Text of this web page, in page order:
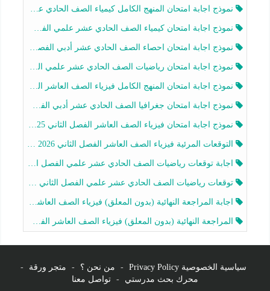
نموذج اجابة امتحان المنهج الكامل كيمياء الصف الحادي عشر علمي الفصل الثاني 2025-2026
نموذج اجابة امتحان كيمياء الصف الحادي عشر علمي الفصل الثاني 2025-2026
نموذج اجابة امتحان احصاء الصف الحادي عشر أدبي الفصل الثاني 2025-2026
نموذج اجابة امتحان رياضيات الصف الحادي عشر علمي الفصل الثاني 2025-2026
نموذج اجابة امتحان المنهج الكامل فيزياء الصف العاشر الفصل الثاني 2025-2026
نموذج اجابة امتحان جغرافيا الصف الحادي عشر أدبي الفصل الثاني 2025-2026
نموذج اجابة امتحان فيزياء الصف العاشر الفصل الثاني 2025-2026
التوقعات المرئية فيزياء الصف العاشر الفصل الثاني 2026 أ هيثم الليثي
اجابة توقعات رياضيات الصف الحادي عشر علمي الفصل الثاني 2025-2026 أ عمرو فايز
توقعات رياضيات الصف الحادي عشر علمي الفصل الثاني 2025-2026 أ عمرو فايز
اجابة المراجعة النهائية (بدون المعلق) فيزياء الصف العاشر الفصل الثاني أ أحمد نبيه
المراجعة النهائية (بدون المعلق) فيزياء الصف العاشر الفصل الثاني أ أحمد نبيه
سياسية الخصوصية Privacy Policy - من نحن ؟ - متجر ورقة
-
محرك بحث مدرستي
- تواصل معنا